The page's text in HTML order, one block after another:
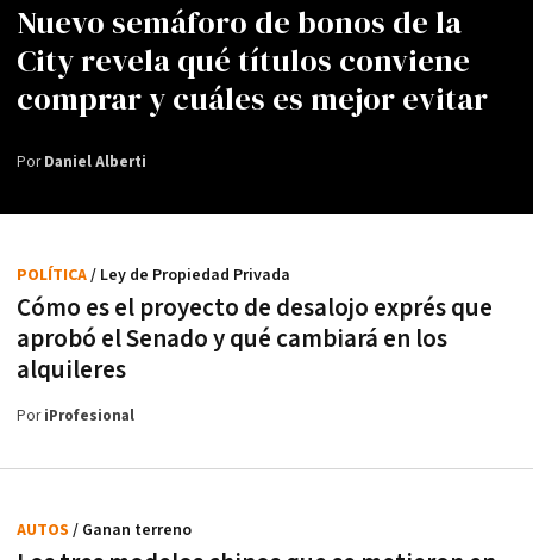
Nuevo semáforo de bonos de la
City revela qué títulos conviene
comprar y cuáles es mejor evitar
PorDaniel Alberti
Cómo es el proyecto de desalojo exprés que
aprobó el Senado y qué cambiará en los
alquileres
POLÍTICA/ Ley de Propiedad Privada
PoriProfesional
AUTOS / Ganan terreno